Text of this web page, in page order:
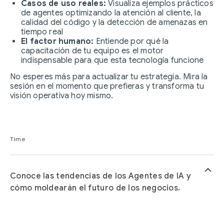
Casos de uso reales: Visualiza ejemplos prácticos
de agentes optimizando la atención al cliente, la
calidad del código y la detección de amenazas en
tiempo real
El factor humano: Entiende por qué la
capacitación de tu equipo es el motor
indispensable para que esta tecnología funcione
No esperes más para actualizar tu estrategia. Mira la
sesión en el momento que prefieras y transforma tu
visión operativa hoy mismo.
Time
Conoce las tendencias de los Agentes de IA y
cómo moldearán el futuro de los negocios.
keyboard_arrow_up